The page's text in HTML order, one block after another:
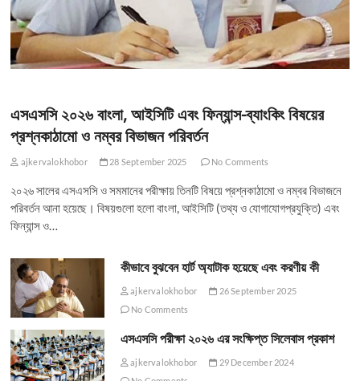
এসএসসি ২০২৬ বাংলা, আইসিটি এবং ফিন্যান্স-ব্যাংকিং বিষয়ের
প্রশ্নকাঠামো ও নম্বর বিভাজন পরিবর্তন
ajkervalokhobor 28 September 2025 No Comments
২০২৬ সালের এসএসসি ও সমমানের পরীক্ষায় তিনটি বিষয়ে প্রশ্নকাঠামো ও নম্বর বিভাজনে
পরিবর্তন আনা হয়েছে। বিষয়গুলো হলো বাংলা, আইসিটি (তথ্য ও যোগাযোগপ্রযুক্তি) এবং
ফিন্যান্স ও…
কীভাবে বুঝবেন হার্ট অ্যাটাক হয়েছে এবং করণীয় কী
ajkervalokhobor
26 September 2025
No Comments
এসএসসি পরীক্ষা ২০২৬ এর সংক্ষিপ্ত সিলেবাস প্রকাশ
ajkervalokhobor
29 December 2024